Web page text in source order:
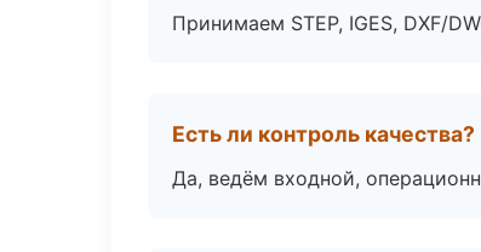
Принимаем STEP, IGES, DXF/
Есть ли контроль качества?
Да, ведём входной,